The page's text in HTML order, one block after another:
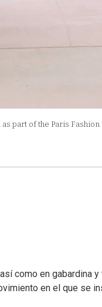
part of the Paris Fashion
como en gabardina y
en el que se